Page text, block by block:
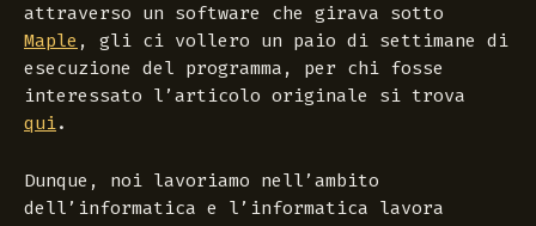
attraverso un software che girava sotto
Maple , gli ci vollero un paio di settimane di
esecuzione del programma, per chi fosse
interessato l’articolo originale si trova
qui.
Dunque, noi lavoriamo nell’ambito
dell’informatica e l’informatica lavora